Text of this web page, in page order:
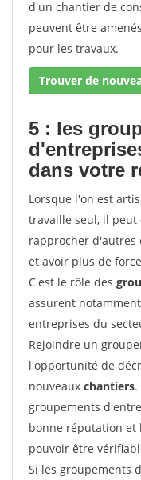
d'un chantier de
peuvent être
pour les travaux.
Trouver de
5 : les
dans votre
Lorsque l'on est
travaille seul, il
rapprocher
et avoir plus de
C'est le rôle des
assurent
entreprises du
Rejoindre un
l'opportunité de
nouveaux chantiers
groupements
bonne réputation
pouvoir être
Si les groupements